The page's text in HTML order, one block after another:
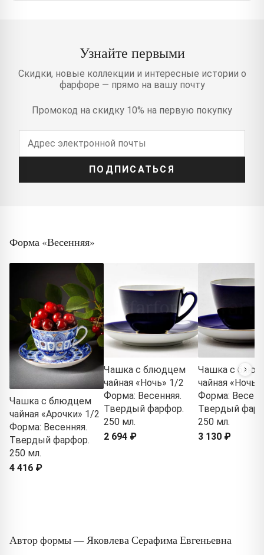
Узнайте первыми
Скидки, новые коллекции и интересные истории о
фарфоре — прямо на вашу почту
Промокод на скидку 10% на первую покупку
ПОДПИСАТЬСЯ
Форма «Весенняя»
Чашка с блюдцем
чайная «Арочки» 1/2
Форма: Весенняя.
Твердый фарфор.
250 мл.
4 416 ₽
Чашка с блюдцем
чайная «Ночь» 1/2
Форма: Весенняя.
Твердый фарфор.
250 мл.
2 694 ₽
Чашка с
чайная
Форма:
Твердый
250 мл.
3 130 ₽
Автор формы — Яковлева Серафима Евгеньевна